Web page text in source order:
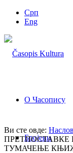
Срп
Eng
О Часопису
Бројеви
Ви сте овде:
ПРЕТПОСТАВКЕ
ТУМАЧЕЊЕ